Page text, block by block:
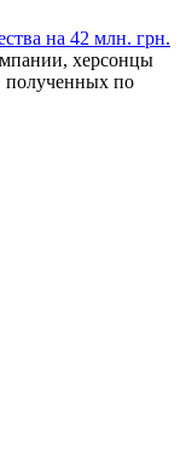
на 42 млн. грн.
херсонцы
полученных по